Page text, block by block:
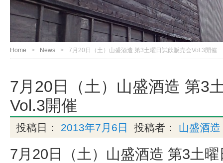
Home News 7月20日（土）山盛酒造 第3土曜日試飲販売会Vol.3開催
7月20日（土）山盛酒造 第3
Vol.3開催
投稿日： 2013年7月6日 投稿者： 山盛酒造
7月20日（土）山盛酒造 第3土